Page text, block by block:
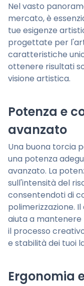
Nel vasto
mercato, è
tue esigenze
progettate per
caratteristiche
ottenere risultati
visione artistica.
Potenza e
avanzato
Una buona torcia
una potenza
avanzato. La
sull'intensità del
consentendoti di
polimerizzazione.
aiuta a
il processo
e stabilità dei tuoi
Ergonomia